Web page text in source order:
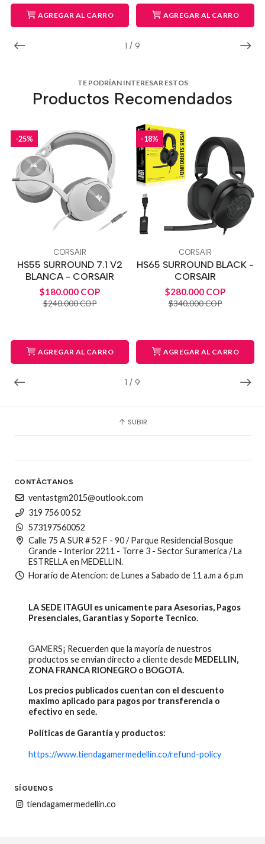
1 / 9
AGREGAR AL CARRO AGREGAR AL CARRO
TE PODRÍAN INTERESAR ESTOS
Productos Recomendados
1 / 9
-25%
CORSAIR
HS55 SURROUND 7.1 V2
BLANCA - CORSAIR
$180.000 COP
$240.000 COP
AGREGAR AL CARRO
-18%
CORSAIR
HS65 SURROUND BLACK -
CORSAIR
$280.000 COP
$340.000 COP
AGREGAR AL CARRO
SUBIR
CONTÁCTANOS
ventastgm2015@outlook.com
319 756 00 52
573197560052
Calle 75 A SUR # 52 F - 90 / Parque Residencial Bosque
Grande - Interior 2211 - Torre 3 - Sector Suramerica / La
ESTRELLA en MEDELLIN.
Horario de Atencion: de Lunes a Sabado de 11 a.m a 6 p.m
LA SEDE ITAGUI es unicamente para Asesorias, Pagos
Presenciales, Garantias y Soporte Tecnico.
GAMERS¡ Recuerden que la mayoria de nuestros
productos se envian directo a cliente desde MEDELLIN,
ZONA FRANCA RIONEGRO o BOGOTA.
Los precios publicados cuentan con el descuento
maximo aplicado para pagos por transferencia o
efectivo en sede.
Políticas de Garantía y productos:
https://www.tiendagamermedellin.co/refund-policy
SÍGUENOS
tiendagamermedellin.co